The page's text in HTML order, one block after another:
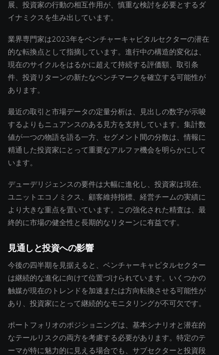
展、投資家の行動の相互作用が、慎重な検討を必要とするダ
イナミクスを生み出しています。
業界専門家は2023年をベンチャーキャピタルセクターの潜在
的な転換点として指摘しています。進行中の構造的変化は、
現在のサイクルをはるかに超えて持続する評価額、取引条
件、投資リターンの新たなベンチマークを確立する可能性が
あります。
最近の取引と市場データの定量分析は、見出しの数字が示唆
するよりもニュアンスのある見方を支持しています。集計数
値が一つの物語を語る一方、セグメント間の分散は、情報に
精通した投資家にとって重要なアルファ機会を明らかにして
います。
デューデリジェンスの要件は大幅に進化し、投資家は現在、
ユニットエコノミクス、顧客維持指標、経営チームの実績に
より大きな重点を置いています。この強化された精査は、最
終的に市場の健全性と長期的なリターンに有益です。
見通しと投資への影響
今後の四半期を見据えると、ベンチャーキャピタルセクター
は継続的な進化に向けて位置づけられています。いくつかの
触媒が現在のトレンドを加速または方向転換させる可能性が
あり、投資家にとって継続的なモニタリングが不可欠です。
ポートフォリオのポジショニングは、基本シナリオと潜在的
なテールリスクの両方を考慮する必要があります。特定のテ
ーマが特に魅力的に見える場合でも、サブセクターと投資段